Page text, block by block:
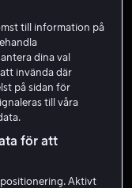
till information på
dina val
invända där
på sidan för
till våra
för att
Aktivt